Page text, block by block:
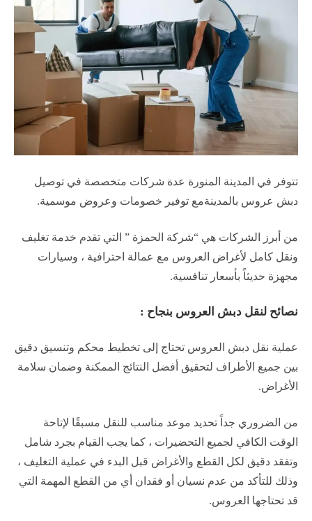
تتوفر في المدينة المنورة عدة شركات متخصصة في توصيل
دبش عروس بالمدينةمع توفير خصومات وعروض موسمية.
من أبرز الشركات هي “شركة الحمزة ” التي تقدم خدمة تغليف
ونقل كامل لأغراض العروس مع عمالة احترافية ، وسيارات
مجهزة حديثاً بأسعار تنافسية.
نصائح لنقل دبش العروس بنجاح :
عملية نقل دبش العروس تحتاج إلى تخطيط محكم وتنسيق دقيق
بين جميع الأطراف لتحقيق أفضل النتائج الممكنة وضمان سلامة
الأغراض.
من الضروري جداً تحديد موعد مناسب للنقل مسبقًا لإتاحة
الوقت الكافي لجميع التحضيرات ، كما يجب القيام بجرد شامل
وتفقد دقيق لكل القطع والأغراض قبل البدء في عملية التغليف ،
وذلك للتأكد من عدم نسيان أو فقدان أي من القطع المهمة التي
قد تحتاجها العروس.